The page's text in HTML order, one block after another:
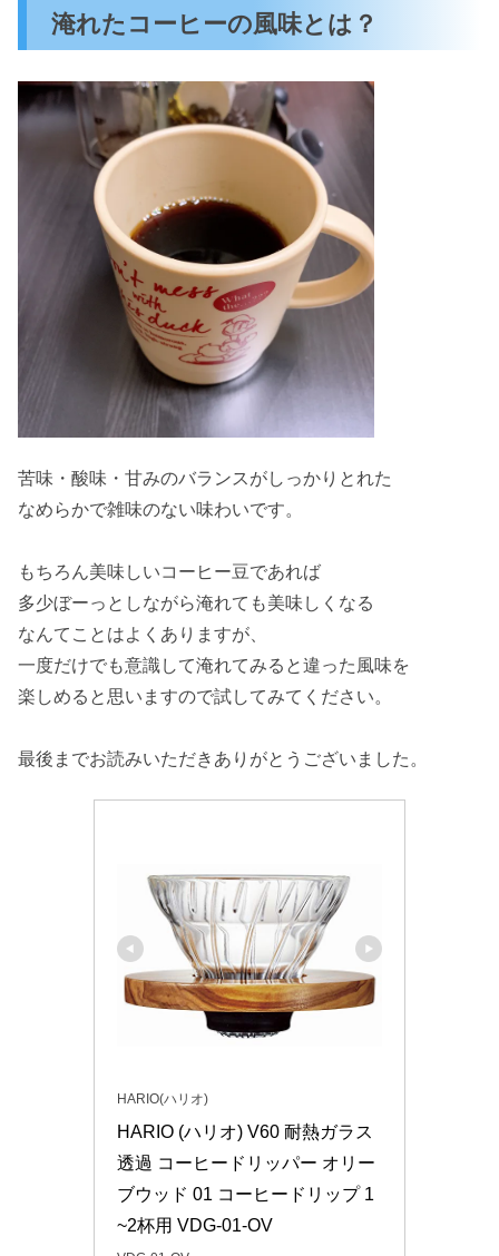
淹れたコーヒーの風味とは？
苦味・酸味・甘みのバランスがしっかりとれた
なめらかで雑味のない味わいです。
もちろん美味しいコーヒー豆であれば
多少ぼーっとしながら淹れても美味しくなる
なんてことはよくありますが、
一度だけでも意識して淹れてみると違った風味を
楽しめると思いますので試してみてください。
最後までお読みいただきありがとうございました。
HARIO(ハリオ)
HARIO (ハリオ) V60 耐熱ガラス
透過 コーヒードリッパー オリー
ブウッド 01 コーヒードリップ 1
~2杯用 VDG-01-OV